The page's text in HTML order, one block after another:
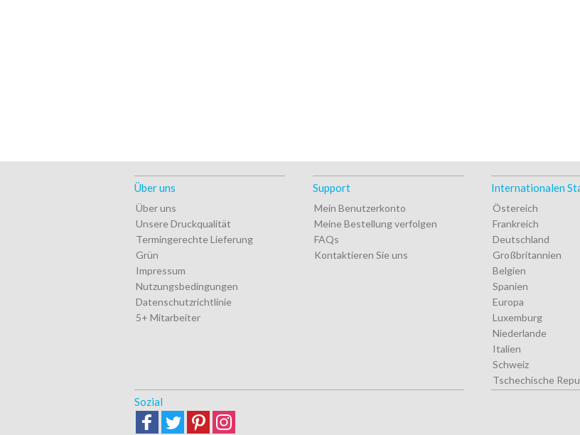
Über uns
Über uns
Unsere Druckqualität
Termingerechte Lieferung
Grün
Impressum
Nutzungsbedingungen
Datenschutzrichtlinie
5+ Mitarbeiter
Support
Mein Benutzerkonto
Meine Bestellung verfolgen
FAQs
Kontaktieren Sie uns
Internationalen
Östereich
Frankreich
Deutschland
Großbritannien
Belgien
Spanien
Europa
Luxemburg
Niederlande
Italien
Schweiz
Tschechische
Sozial